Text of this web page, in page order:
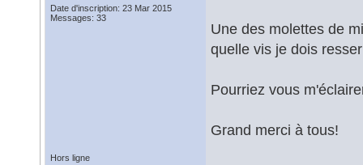
Date d'inscription: 23 Mar 2015
Messages: 33
Une des molettes de
quelle vis je dois
Pourriez vous
Grand merci à tous!
Hors ligne